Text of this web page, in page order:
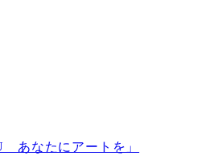
あなたにアートを」